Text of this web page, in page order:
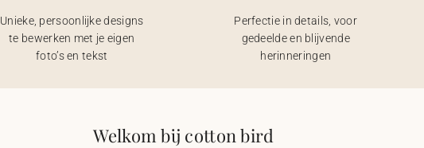
Unieke, persoonlijke designs
te bewerken met je eigen
foto’s en tekst
Perfectie in details, voor
gedeelde en blijvende
herinneringen
Welkom bij cotton bird